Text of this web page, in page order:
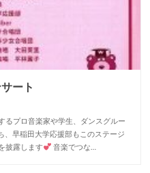
ート
るプロ音楽家や学生、ダンスグルー
、早稲田大学応援部もこのステージ
披露します
音楽でつな…